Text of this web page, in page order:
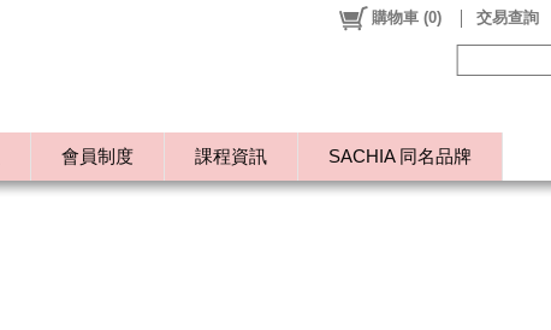
會員制度 課程資訊 SACHIA 同名品牌
購物車 (0) 交易查詢